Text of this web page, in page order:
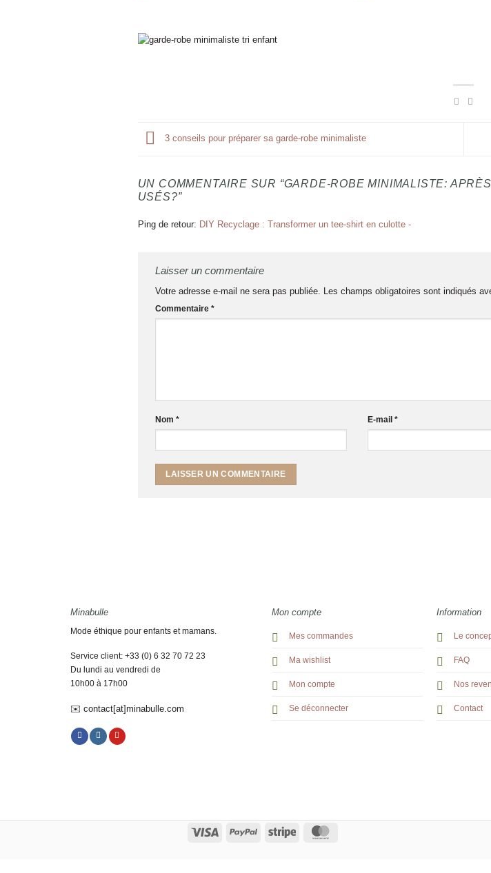
3 conseils pour préparer sa garde-robe minimaliste
UN COMMENTAIRE SUR “GARDE-ROBE MINIMALISTE:
USÉS?”
Ping de retour: DIY Recyclage : Transformer un tee-shirt en culotte -
Laisser un commentaire
Votre adresse e-mail ne sera pas publiée. Les champs obligatoires sont indiqués
Commentaire *
Nom * E-mail *
Minabulle
Mode éthique pour enfants et mamans.
Service client: +33 (0) 6 32 70 72 23
Du lundi au vendredi de
10h00 à 17h00
✉️ contact[at]minabulle.com
Mon compte
Mes commandes
Ma wishlist
Mon compte
Se déconnecter
Information
Le
FAQ
Nos
Contact
Visa PayPal Stripe